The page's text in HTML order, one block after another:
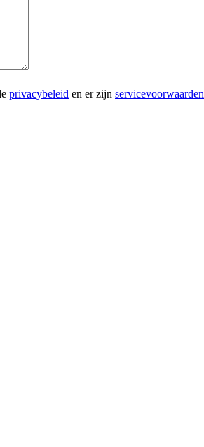
privacybeleid en er zijn servicevoorwaarden